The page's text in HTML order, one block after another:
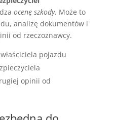
ocenę szkody. Może to
analizę dokumentów i
od rzeczoznawcy.
pojazdu
opinii od